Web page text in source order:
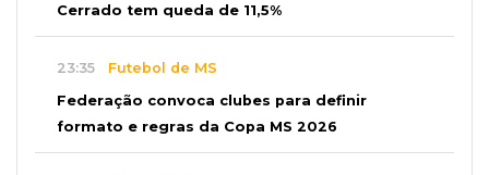
Cerrado tem queda de 11,5%
23:35 Futebol de MS
Federação convoca clubes para definir
formato e regras da Copa MS 2026